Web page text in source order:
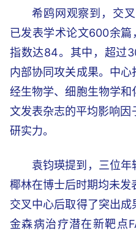
希鸥网观察到，交
已发表学术论文600余
指数达84。其中，超过
内部协同攻关成果。中
经生物学、细胞生物学
文发表杂志的平均影响
研实力。
袁钧瑛提到，三位
椰林在博士后时期均未发
交叉中心后取得了突出
金森病治疗潜在新靶点